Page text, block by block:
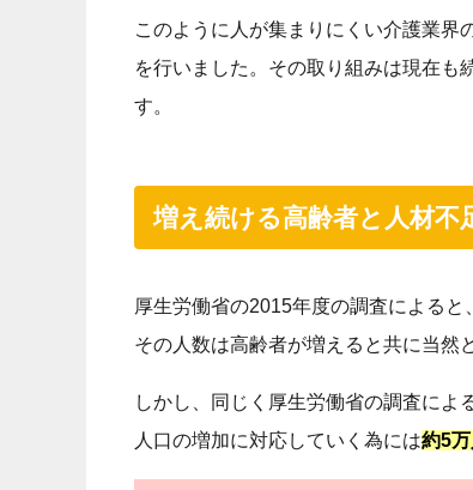
このように人が集まりにくい介護業界
を行いました。その取り組みは現在も
す。
増え続ける高齢者と人材不
厚生労働省の2015年度の調査によると、
その人数は高齢者が増えると共に当然
しかし、同じく厚生労働省の調査によ
人口の増加に対応していく為には約5